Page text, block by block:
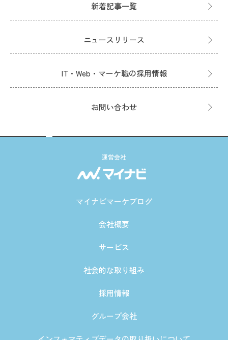
新着記事一覧
ニュースリリース
IT・Web・マーケ職の採用情報
お問い合わせ
運営会社
マイナビマーケブログ
会社概要
サービス
社会的な取り組み
採用情報
グループ会社